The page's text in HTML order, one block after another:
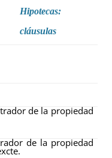
Hipotecas:
cláusulas
de la propiedad
de la propiedad